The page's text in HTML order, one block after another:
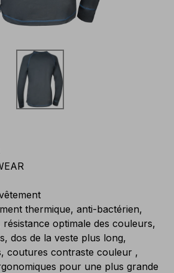
thermique, anti-bactérien,
optimale des couleurs,
dos de la veste plus long,
coutures contraste couleur ,
pour une plus grande